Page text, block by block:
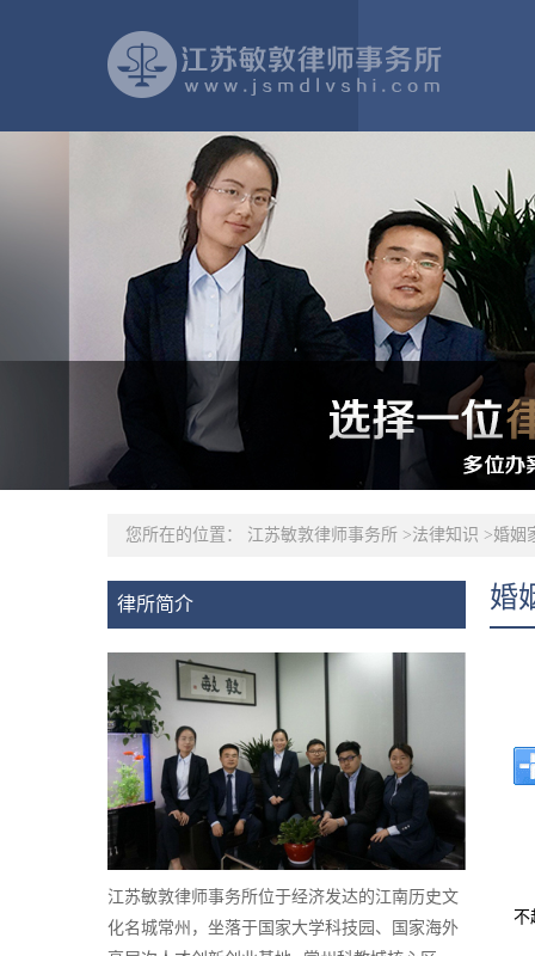
您所在的位置： 江苏敏敦律师事务所 >法律知识 >婚姻
律所简介
江苏敏敦律师事务所位于经济发达的江南历史文
化名城常州，坐落于国家大学科技园、国家海外
婚
不